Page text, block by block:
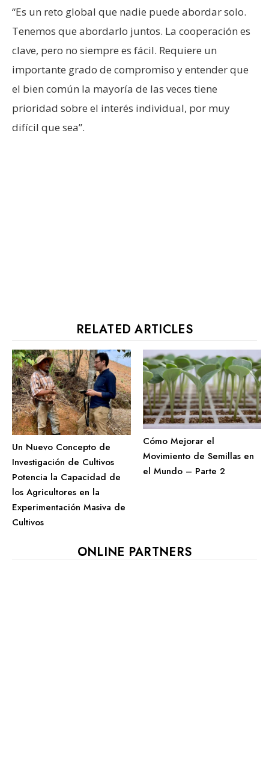
“Es un reto global que nadie puede abordar solo.
Tenemos que abordarlo juntos. La cooperación es
clave, pero no siempre es fácil. Requiere un
importante grado de compromiso y entender que
el bien común la mayoría de las veces tiene
prioridad sobre el interés individual, por muy
difícil que sea”.
RELATED ARTICLES
Un Nuevo Concepto de
Investigación de Cultivos
Potencia la Capacidad de
los Agricultores en la
Experimentación Masiva de
Cultivos
Cómo Mejorar el
Movimiento de Semillas en
el Mundo – Parte 2
ONLINE PARTNERS